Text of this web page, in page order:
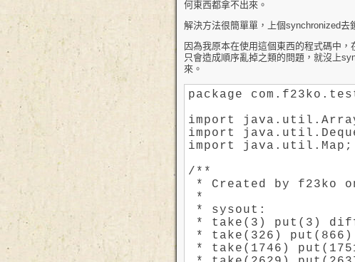
何東西都拿不出來。
解決方法很簡單單，上個synchronized去
因為我原本在使用這個東西的程式碼中
只會造成順序亂掉之類的問題，就沒上
來。
package
import
import
import java.util.Map;
/**
* Created by f23ko
*
* sysout:
* take(3) put(3)
* take(326)
* take(1746)